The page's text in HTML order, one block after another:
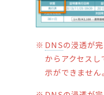
DNSの浸透が
からアクセス
示ができません。